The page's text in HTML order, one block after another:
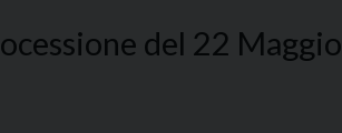
del 22 Maggio